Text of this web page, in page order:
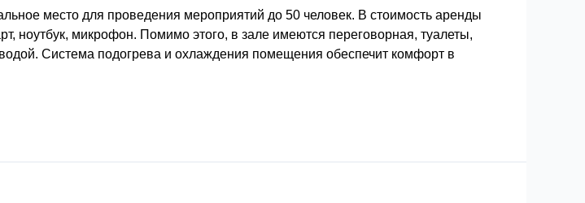
место для проведения мероприятий до 50 человек. В стоимость аренды
ноутбук, микрофон. Помимо этого, в зале имеются переговорная, туалеты,
Система подогрева и охлаждения помещения обеспечит комфорт в